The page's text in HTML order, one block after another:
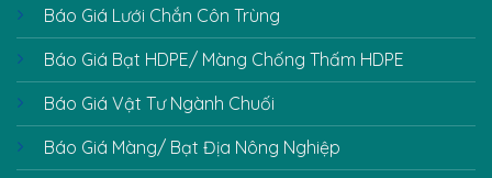
Báo Giá Lưới Chắn Côn Trùng
Báo Giá Bạt HDPE/ Màng Chống Thấm HDPE
Báo Giá Vật Tư Ngành Chuối
Báo Giá Màng/ Bạt Địa Nông Nghiệp